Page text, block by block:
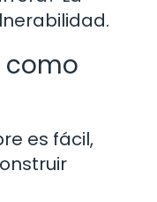
como
es fácil,